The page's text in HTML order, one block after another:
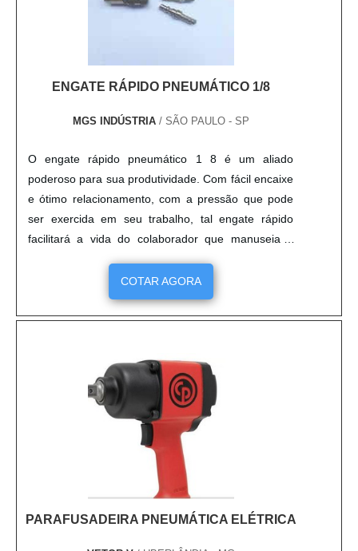
ENGATE RÁPIDO PNEUMÁTICO 1/8
MGS INDÚSTRIA/ SÃO PAULO - SP
O engate rápido pneumático 1 8 é um aliado
poderoso para sua produtividade. Com fácil encaixe
e ótimo relacionamento, com a pressão que pode
ser exercida em seu trabalho, tal engate rápido
facilitará a vida do colaborador que manuseia o
equipamento em questão e ainda diminuirá a perda
de tempo enfrentada sem tais engates, além da
força na questão custo-benefício. Utilização do
engate rápido pneumático 1 8 Os engates rápidos
COTAR AGORA
PARAFUSADEIRA PNEUMÁTICA ELÉTRICA